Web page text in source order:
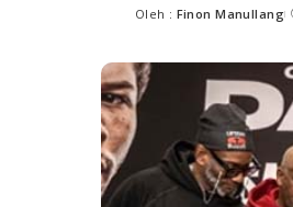
Oleh : Finon Manullang